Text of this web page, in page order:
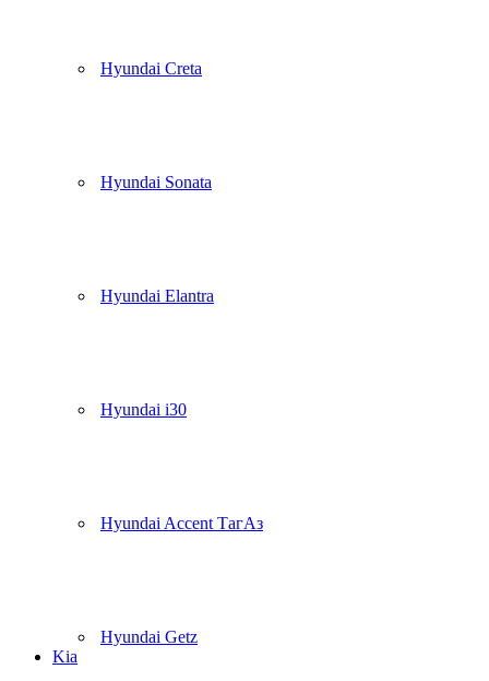
Hyundai Creta
Hyundai Sonata
Hyundai Elantra
Hyundai i30
Hyundai Accent ТагАз
Hyundai Getz
Kia